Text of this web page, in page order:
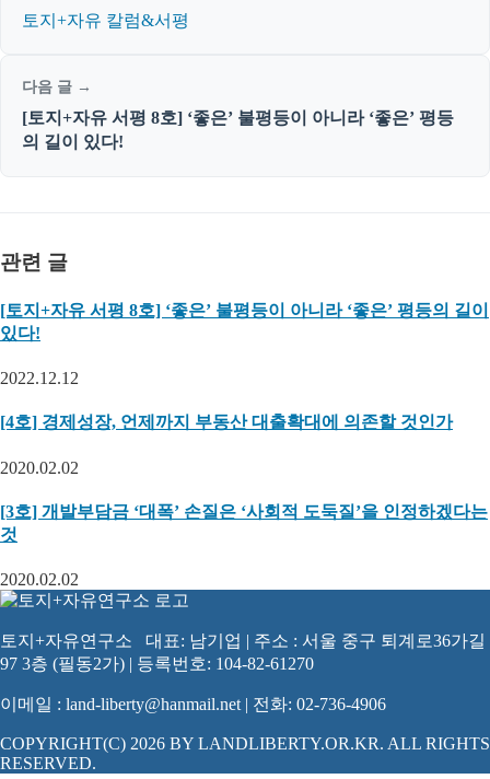
토지+자유 칼럼&서평
다음 글 →
[토지+자유 서평 8호] ‘좋은’ 불평등이 아니라 ‘좋은’ 평등
의 길이 있다!
관련 글
[토지+자유 서평 8호] ‘좋은’ 불평등이 아니라 ‘좋은’ 평등의 길이
있다!
2022.12.12
[4호] 경제성장, 언제까지 부동산 대출확대에 의존할 것인가
2020.02.02
[3호] 개발부담금 ‘대폭’ 손질은 ‘사회적 도둑질’을 인정하겠다는
것
2020.02.02
토지+자유연구소 대표: 남기업 | 주소 : 서울 중구 퇴계로36가길
97 3층 (필동2가) | 등록번호: 104-82-61270
이메일 : land-liberty@hanmail.net | 전화: 02-736-4906
COPYRIGHT(C) 2026 BY LANDLIBERTY.OR.KR. ALL RIGHTS
RESERVED.